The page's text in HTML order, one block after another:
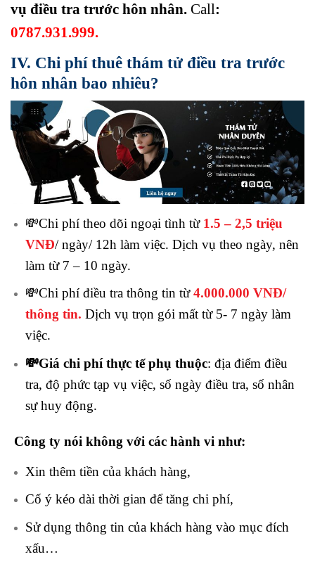
vụ điều tra trước hôn nhân. Call:
0787.931.999.
IV. Chi phí thuê thám tử điều tra trước
hôn nhân bao nhiêu?
💸Chi phí theo dõi ngoại tình từ 1.5 – 2,5 triệu
VNĐ/ ngày/ 12h làm việc. Dịch vụ theo ngày, nên
làm từ 7 – 10 ngày.
💸Chi phí điều tra thông tin từ4.000.000 VNĐ/
thông tin. Dịch vụ trọn gói mất từ 5- 7 ngày làm
việc.
💸Giá chi phí thực tế phụ thuộc: địa điểm điều
tra, độ phức tạp vụ việc, số ngày điều tra, số nhân
sự huy động.
Công ty nói không với các hành vi như:
Xin thêm tiền của khách hàng,
Cố ý kéo dài thời gian để tăng chi phí,
Sử dụng thông tin của khách hàng vào mục đích
xấu…